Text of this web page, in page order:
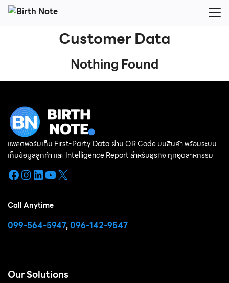
Skip
Customer Data
Nothing Found
แพลตฟอร์มเก็บ First-Party Data ผ่าน QR Code บนสินค้า พร้อมระบบ
เก็บข้อมูลลูกค้า และ Intelligence Report สำหรับธุรกิจ ทุกอุตสาหกรรม
Facebook
Instagram
LinkedIn
YouTube
X
Call Anytime
099-564-5947,096-142-9547
Our Solutions